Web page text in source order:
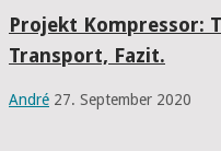
Projekt Kompressor:
Transport, Fazit.
André 27. September 2020